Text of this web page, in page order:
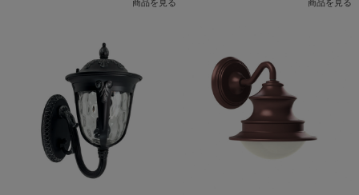
商品を見る 商品を見る